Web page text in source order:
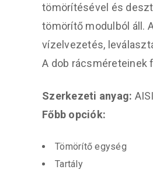
tömörítésével és
tömörítő modulból áll.
vízelvezetés,
A dob rácsméreteinek
Szerkezeti anyag:
Főbb opciók:
Tömörítő egység
Tartály